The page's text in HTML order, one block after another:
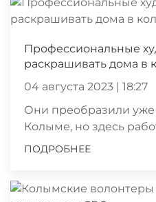
Профессиональные
раскрашивать дома в
04 августа 2023 | 18:27
Они преобразили уже
Колыме, но здесь
ПОДРОБНЕЕ